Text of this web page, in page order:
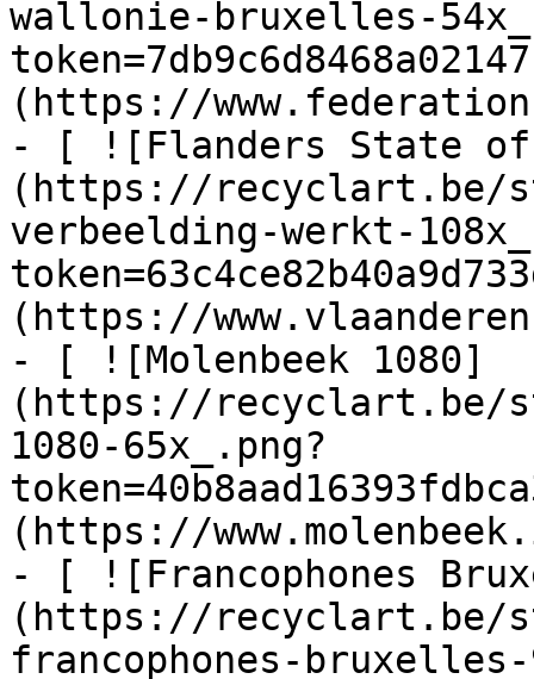
wallonie-bruxelles-
(https://
- [ ![Flanders State
(https://recyclart.be/
verbeelding-werkt-
(https://
- [ ![Molenbeek 1080]
(https://recyclart.be/
1080-65x_.png?
(https://
- [ ![Francophones
(https://recyclart.be/
francophones-bruxelles-